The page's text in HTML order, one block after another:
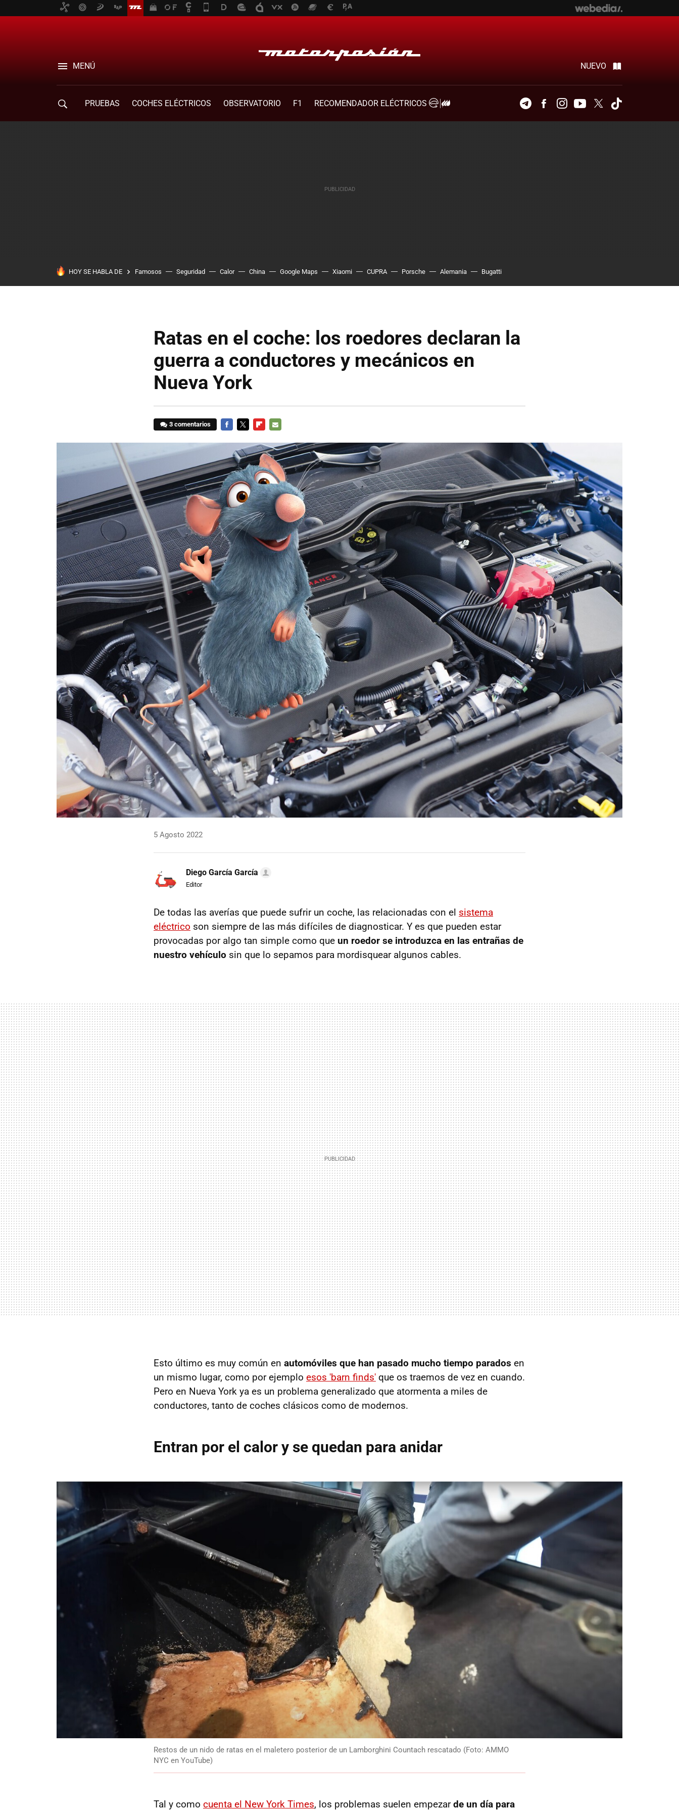
MENÚ NUEVO
PRUEBAS COCHES ELÉCTRICOS OBSERVATORIO F1
RECOMENDADOR ELÉCTRICOS
TelegramFacebookInstagramYoutubeTwitter
HOY SE HABLA DE Famosos Seguridad Calor China Google Maps Xiaomi CUPRA Porsche Alemania Bugatti
Ratas en el coche: los roedores declaran la
guerra a conductores y mecánicos en
Nueva York
3 comentarios
MAIL
5 Agosto 2022
Diego García García
Editor
De todas las averías que puede sufrir un coche, las relacionadas con el sistema
eléctrico son siempre de las más difíciles de diagnosticar. Y es que pueden estar
provocadas por algo tan simple como que un roedor se introduzca en las entrañas de
nuestro vehículo sin que lo sepamos para mordisquear algunos cables.
Esto último es muy común en automóviles que han pasado mucho tiempo parados en
un mismo lugar, como por ejemplo esos 'barn finds' que os traemos de vez en cuando.
Pero en Nueva York ya es un problema generalizado que atormenta a miles de
conductores, tanto de coches clásicos como de modernos.
Entran por el calor y se quedan para anidar
Restos de un nido de ratas en el maletero posterior de un Lamborghini Countach rescatado (Foto: AMMO
NYC en YouTube)
Tal y como cuenta el New York Times, los problemas suelen empezarde un día para